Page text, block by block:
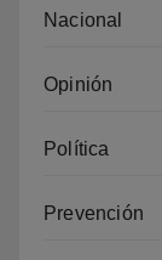
Nacional
Opinión
Política
Prevención